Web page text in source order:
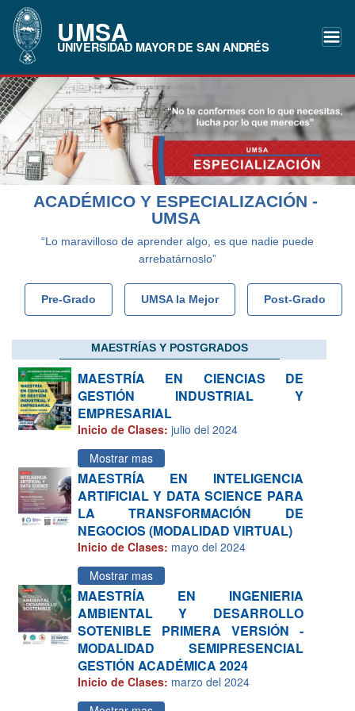
UMSA
UNIVERSIDAD MAYOR DE SAN ANDRÉS
ACADÉMICO Y ESPECIALIZACIÓN -
UMSA
“Lo maravilloso de aprender algo, es que nadie puede
arrebatárnoslo”
Pre-Grado UMSA la Mejor Post-Grado
MAESTRÍAS Y POSTGRADOS
MAESTRÍA EN CIENCIAS DE
GESTIÓN INDUSTRIAL Y
EMPRESARIAL
Inicio de Clases: julio del 2024
Mostrar mas
MAESTRÍA EN INTELIGENCIA
ARTIFICIAL Y DATA SCIENCE PARA
LA TRANSFORMACIÓN DE
NEGOCIOS (MODALIDAD VIRTUAL)
Inicio de Clases: mayo del 2024
Mostrar mas
MAESTRÍA EN INGENIERIA
AMBIENTAL Y DESARROLLO
SOTENIBLE PRIMERA VERSIÓN -
MODALIDAD SEMIPRESENCIAL
GESTIÓN ACADÉMICA 2024
Inicio de Clases: marzo del 2024